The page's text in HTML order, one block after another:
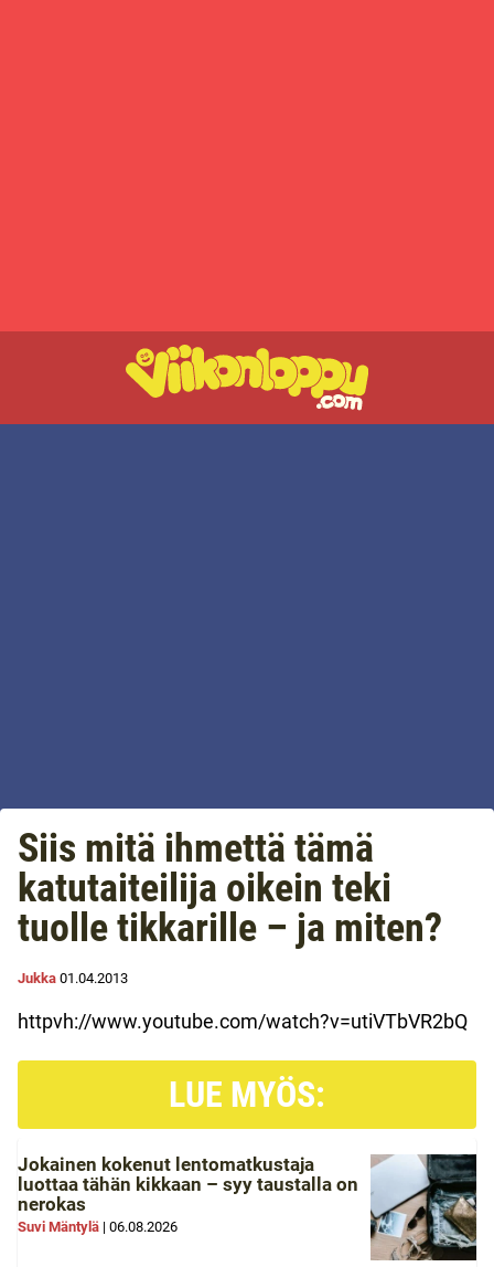
Siis mitä ihmettä tämä
katutaiteilija oikein teki
tuolle tikkarille – ja miten?
Jukka 01.04.2013
httpvh://www.youtube.com/watch?v=utiVTbVR2bQ
LUE MYÖS:
Jokainen kokenut lentomatkustaja
luottaa tähän kikkaan – syy taustalla on
nerokas
Suvi Mäntylä | 06.08.2026